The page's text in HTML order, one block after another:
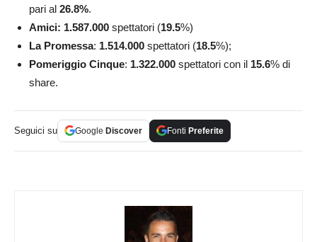
pari al 26.8%.
Amici: 1.587.000 spettatori (19.5%)
La Promessa: 1.514.000 spettatori (18.5%);
Pomeriggio Cinque: 1.322.000 spettatori con il 15.6% di
share.
Seguici su Google Discover Fonti Preferite